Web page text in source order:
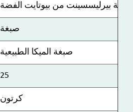
صبغة بيرليسسينت من بيوتايت الفضة
صبغة
صبغة الميكا الطبيعية
25
كرتون